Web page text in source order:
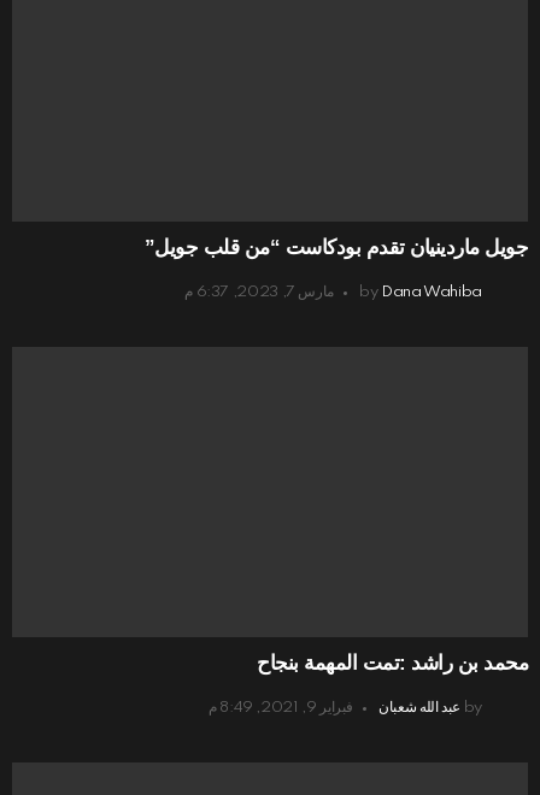
جويل ماردينيان تقدم بودكاست “من قلب جويل”
by Dana Wahiba مارس 7, 2023, 6:37 م
محمد بن راشد :تمت المهمة بنجاح
by عبد الله شعبان فبراير 9, 2021, 8:49 م